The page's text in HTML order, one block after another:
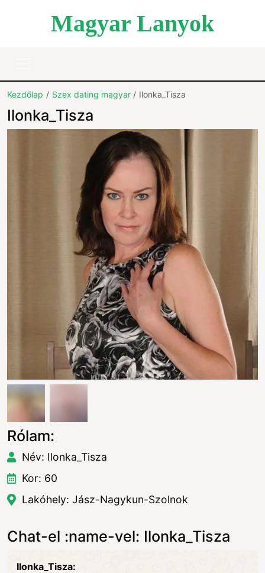
Magyar Lanyok
Kezdőlap Szex dating magyar Ilonka_Tisza
Ilonka_Tisza
Rólam:
Név: Ilonka_Tisza
Kor: 60
Lakóhely: Jász-Nagykun-Szolnok
Chat-el :name-vel: Ilonka_Tisza
Ilonka_Tisza: